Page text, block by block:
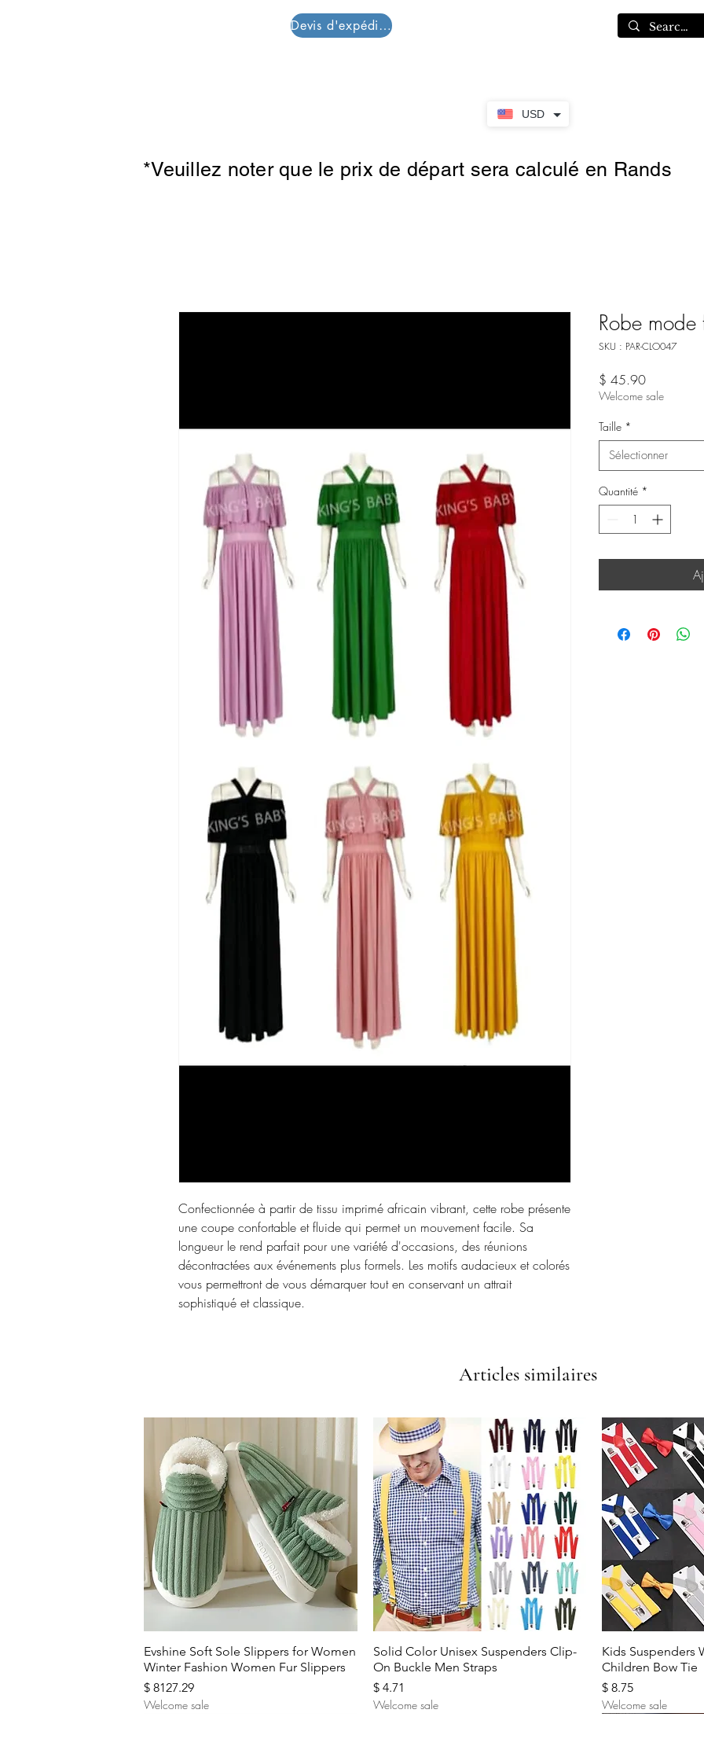
USD
Devis d'expédition
*Veuillez noter que le prix de départ sera calculé en Rands
Confectionnée à partir de tissu imprimé africain vibrant, cette robe présente
une coupe confortable et fluide qui permet un mouvement facile. Sa
longueur le rend parfait pour une variété d'occasions, des réunions
décontractées aux événements plus formels. Les motifs audacieux et colorés
vous permettront de vous démarquer tout en conservant un attrait
sophistiqué et classique.
Robe mode
SKU : PAR-CLO047
$ 45.90Prix
Welcome sale
Taille *
Sélectionner
Quantité *
Articles similaires
Aperçu rapide
Evshine Soft Sole Slippers for Women
Winter Fashion Women Fur Slippers
Prix
$ 8127.29
Welcome sale
Aperçu rapide
Solid Color Unisex Suspenders Clip-
On Buckle Men Straps
Prix
$ 4.71
Welcome sale
Kids Suspenders
Children Bow Tie
Prix
$ 8.75
Welcome sale